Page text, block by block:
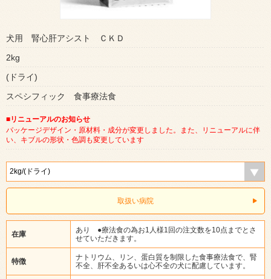
犬用 腎心肝アシスト ＣＫＤ
2kg
(ドライ)
スペシフィック 食事療法食
■リニューアルのお知らせ
パッケージデザイン・原材料・成分が変更しました。また、リニューアルに伴
い、キブルの形状・色調も変更しています
取扱い病院
在庫
あり ●療法食の為お1人様1回の注文数を10点までとさ
せていただきます。
特徴
ナトリウム、リン、蛋白質を制限した食事療法食で、腎
不全、肝不全あるいは心不全の犬に配慮しています。